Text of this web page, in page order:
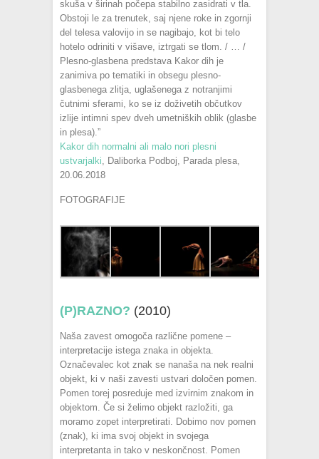
skuša v širinah počepa stabilno zasidrati v tla.
Obstoji le za trenutek, saj njene roke in zgornji
del telesa valovijo in se nagibajo, kot bi telo
hotelo odriniti v višave, iztrgati se tlom. / … /
Plesno-glasbena predstava Kakor dih je
zanimiva po tematiki in obsegu plesno-
glasbenega zlitja, uglašenega z notranjimi
čutnimi sferami, ko se iz doživetih občutkov
izlije intimni spev dveh umetniških oblik (glasbe
in plesa).”
Kakor dih normalni ali malo nori plesni
ustvarjalki, Daliborka Podboj, Parada plesa,
20.06.2018
FOTOGRAFIJE
(P)RAZNO? (2010)
Naša zavest omogoča različne pomene –
interpretacije istega znaka in objekta.
Označevalec kot znak se nanaša na nek realni
objekt, ki v naši zavesti ustvari določen pomen.
Pomen torej posreduje med izvirnim znakom in
objektom. Če si želimo objekt razložiti, ga
moramo zopet interpretirati. Dobimo nov pomen
(znak), ki ima svoj objekt in svojega
interpretanta in tako v neskončnost. Pomen